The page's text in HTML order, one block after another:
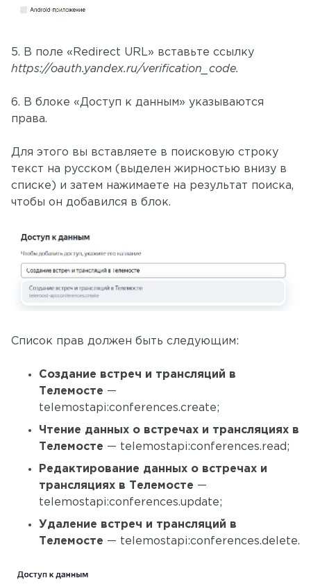
5. В поле «Redirect URL» вставьте ссылку
https://oauth.yandex.ru/verification_code.
6. В блоке «Доступ к данным» указываются
права.
Для этого вы вставляете в поисковую строку
текст на русском (выделен жирностью внизу в
списке) и затем нажимаете на результат поиска,
чтобы он добавился в блок.
Список прав должен быть следующим:
Создание встреч и трансляций в
Телемосте —
telemostapi:conferences.create;
Чтение данных о встречах и трансляциях в
Телемосте — telemostapi:conferences.read;
Редактирование данных о встречах и
трансляциях в Телемосте —
telemostapi:conferences.update;
Удаление встреч и трансляций в
Телемосте — telemostapi:conferences.delete.